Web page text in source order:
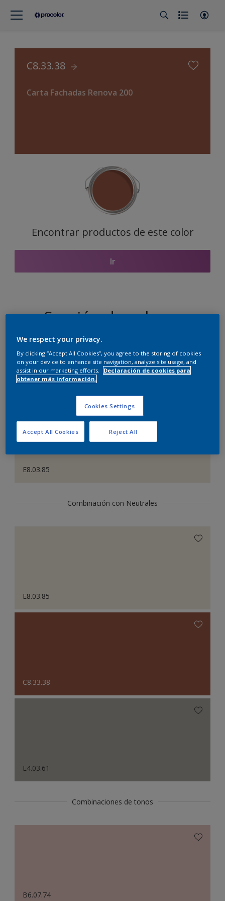
C8.33.38
Carta Fachadas Renova 200
Encontrar productos de este color
Ir
Sección de colores
coordinados
El blanco perfecto
E8.03.85
Combinación con Neutrales
E8.03.85
C8.33.38
E4.03.61
Combinaciones de tonos
B6.07.74
We respect your privacy.
By clicking “Accept All Cookies”, you agree to the storing of cookies
on your device to enhance site navigation, analyze site usage, and
assist in our marketing efforts.
Declaración de cookies para
obtener más información.
Cookies Settings
Reject All
Accept All Cookies